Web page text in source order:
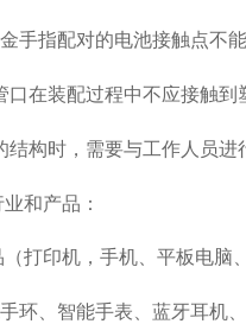
金手指配对的电池接触点不
口在装配过程中不应接触到
结构时，需要与工作人员进
和产品：
打印机，手机、平板电脑
环、智能手表、蓝牙耳机